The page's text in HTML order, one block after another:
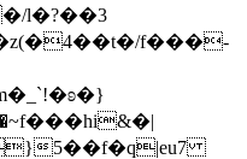
l�?��3
�z(�4��t�/f���-
5��f�q|eu7